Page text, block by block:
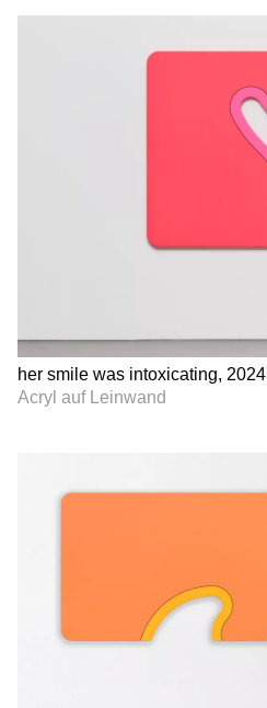
her smile was intoxicating, 2024
Acryl auf Leinwand